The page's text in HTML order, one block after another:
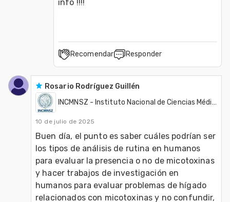
info !!!!
Recomendar Responder
Rosario Rodríguez Guillén
INCMNSZ - Instituto Nacional de Ciencias Médicas y Nutrición
10 de julio de 2025
Buen día, el punto es saber cuáles podrían ser
los tipos de análisis de rutina en humanos
para evaluar la presencia o no de micotoxinas
y hacer trabajos de investigación en
humanos para evaluar problemas de hígado
relacionados con micotoxinas y no confundir,